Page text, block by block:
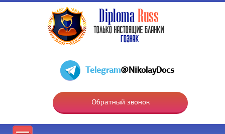
Telegram@NikolayDocs
Обратный звонок